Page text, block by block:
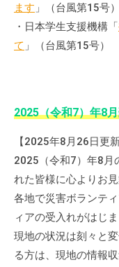
ます 」（台風第15号）
・日本学生支援機構「
て 」（台風第15号）
2025（令和7）年8
【2025年8月26日更新
2025（令和7）年8月
れた皆様に心よりお
各地で災害ボランテ
ィアの受入れがはじま
現地の状況は刻々と
る方は、現地の情報